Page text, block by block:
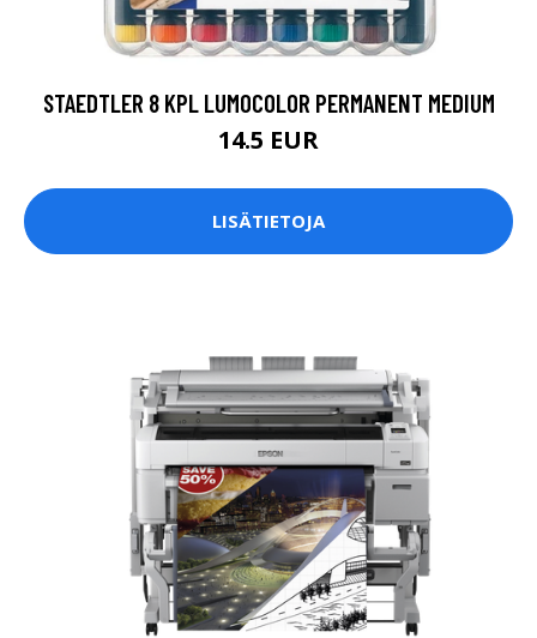
STAEDTLER 8 KPL LUMOCOLOR PERMANENT MEDIUM
14.5 EUR
LISÄTIETOJA